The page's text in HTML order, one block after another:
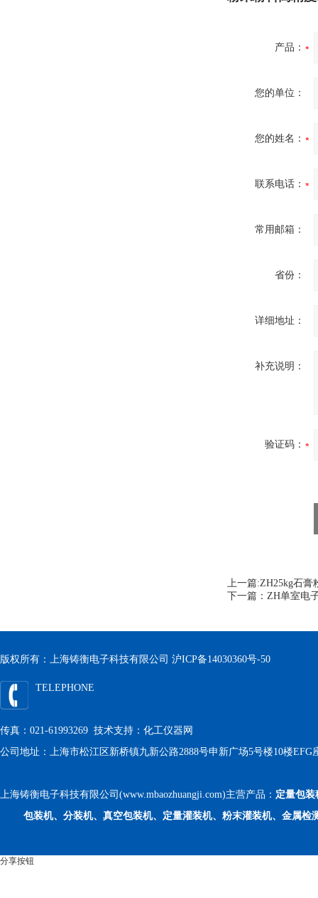
产品：
您的单位：
您的姓名：
联系电话：
常用邮箱：
省份：
详细地址：
补充说明：
验证码：
上一篇:ZH25kg石膏
下一篇： ZH单室电
版权所有：上海铸衡电子科技有限公司 沪ICP备14030360号-50
TELEPHONE
传真：021-61993269 技术支持： 化工仪器网
公司地址：上海市松江区新桥镇九新公路2888号申新广场5号楼10楼EFG
上海铸衡电子科技有限公司(www.mbaozhuangji.com)主营产品： 定量包装
包装机、分装机、真空包装机、定量灌装机、粉末灌装机、金属检
分享按钮